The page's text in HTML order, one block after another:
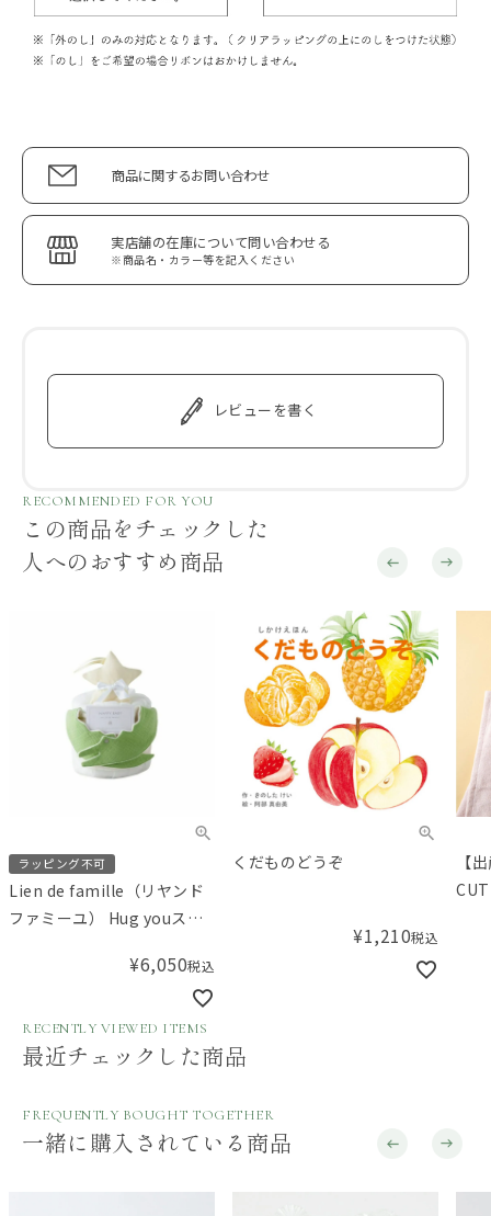
商品に関するお問い合わせ
実店舗の在庫について問い合わせる
※商品名・カラー等を記入ください
レビューを書く
RECOMMENDED FOR YOU
この商品をチェックした
人へのおすすめ商品
ラッピング不可
Lien de famille（リヤンド
ファミーユ） Hug youスタ
¥6,050税込
くだものどうぞ
¥1,210税込
【
RECENTLY VIEWED ITEMS
最近チェックした商品
FREQUENTLY BOUGHT TOGETHER
一緒に購入されている商品